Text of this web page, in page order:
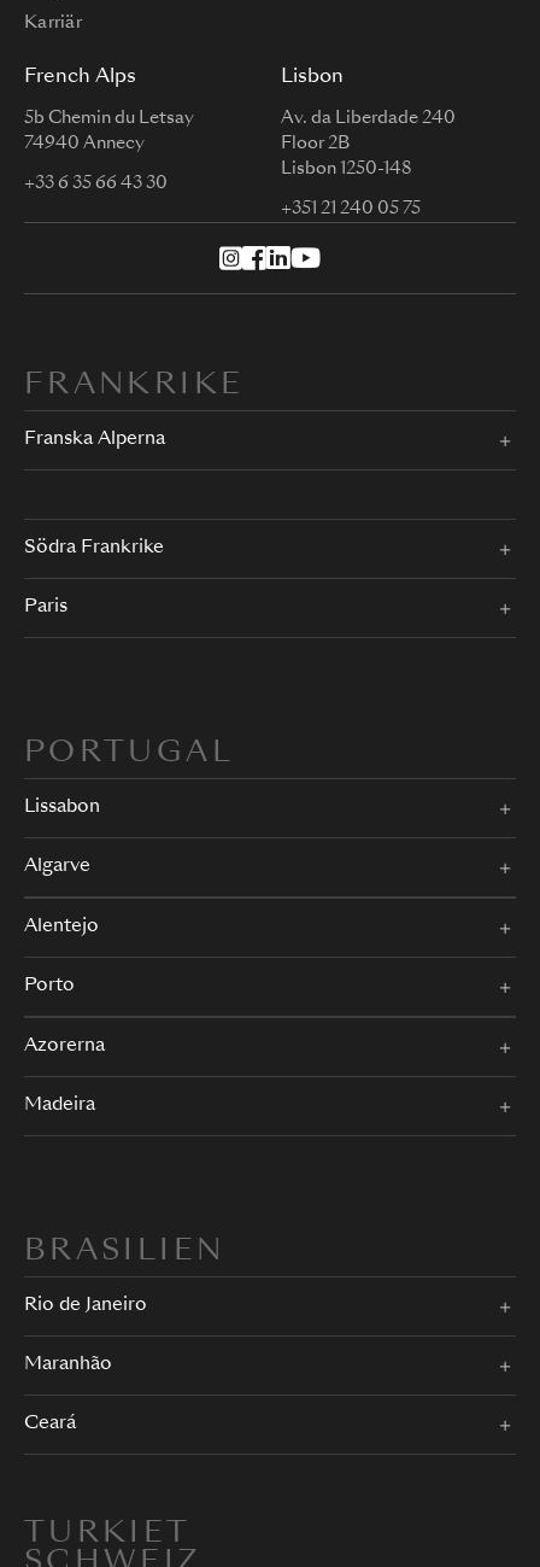
Karriär
French Alps
5b Chemin du Letsay
74940 Annecy
+33 6 35 66 43 30
Lisbon
Av. da Liberdade 240
Floor 2B
Lisbon 1250-148
+351 21 240 05 75
FRANKRIKE
Franska Alperna
Södra Frankrike
Paris
PORTUGAL
Lissabon
Algarve
Alentejo
Porto
Azorerna
Madeira
BRASILIEN
Rio de Janeiro
Maranhão
Ceará
TURKIET